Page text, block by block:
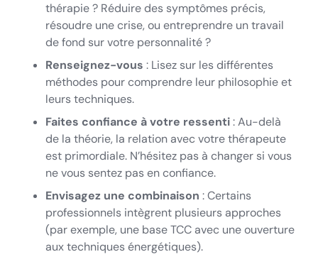
thérapie ? Réduire des symptômes précis,
résoudre une crise, ou entreprendre un travail
de fond sur votre personnalité ?
Renseignez-vous : Lisez sur les différentes
méthodes pour comprendre leur philosophie et
leurs techniques.
Faites confiance à votre ressenti: Au-delà
de la théorie, la relation avec votre thérapeute
est primordiale. N’hésitez pas à changer si vous
ne vous sentez pas en confiance.
Envisagez une combinaison : Certains
professionnels intègrent plusieurs approches
(par exemple, une base TCC avec une ouverture
aux techniques énergétiques).